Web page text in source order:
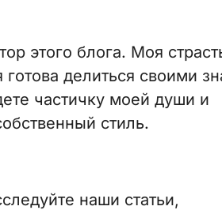
этого блога. Моя
готова делиться своими
частичку моей души и
стиль.
наши статьи,